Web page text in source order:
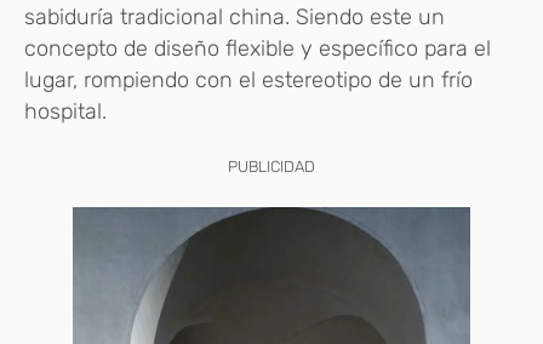
sabiduría tradicional china. Siendo este un
concepto de diseño flexible y específico para el
lugar, rompiendo con el estereotipo de un frío
hospital.
PUBLICIDAD